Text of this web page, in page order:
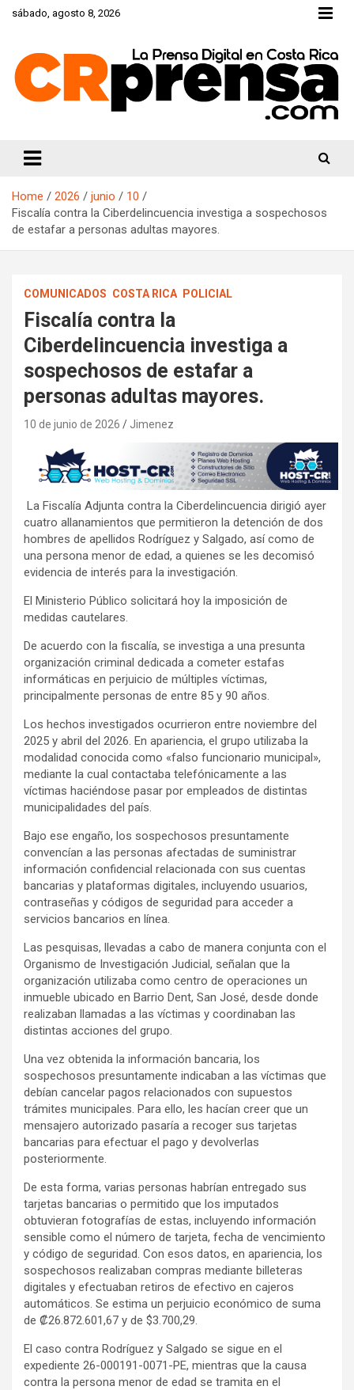
Skipsábado, agosto 8, 2026
Home 2026 junio
10
Fiscalía contra la Ciberdelincuencia investiga a sospechosos
de estafar a personas adultas mayores.
COMUNICADOS COSTA RICA POLICIAL
Fiscalía contra la
Ciberdelincuencia investiga a
sospechosos de estafar a
personas adultas mayores.
10 de junio de 2026 Jimenez
La Fiscalía Adjunta contra la Ciberdelincuencia dirigió ayer
cuatro allanamientos que permitieron la detención de dos
hombres de apellidos Rodríguez y Salgado, así como de
una persona menor de edad, a quienes se les decomisó
evidencia de interés para la investigación.
El Ministerio Público solicitará hoy la imposición de
medidas cautelares.
De acuerdo con la fiscalía, se investiga a una presunta
organización criminal dedicada a cometer estafas
informáticas en perjuicio de múltiples víctimas,
principalmente personas de entre 85 y 90 años.
Los hechos investigados ocurrieron entre noviembre del
2025 y abril del 2026. En apariencia, el grupo utilizaba la
modalidad conocida como «falso funcionario municipal»,
mediante la cual contactaba telefónicamente a las
víctimas haciéndose pasar por empleados de distintas
municipalidades del país.
Bajo ese engaño, los sospechosos presuntamente
convencían a las personas afectadas de suministrar
información confidencial relacionada con sus cuentas
bancarias y plataformas digitales, incluyendo usuarios,
contraseñas y códigos de seguridad para acceder a
servicios bancarios en línea.
Las pesquisas, llevadas a cabo de manera conjunta con el
Organismo de Investigación Judicial, señalan que la
organización utilizaba como centro de operaciones un
inmueble ubicado en Barrio Dent, San José, desde donde
realizaban llamadas a las víctimas y coordinaban las
distintas acciones del grupo.
Una vez obtenida la información bancaria, los
sospechosos presuntamente indicaban a las víctimas que
debían cancelar pagos relacionados con supuestos
trámites municipales. Para ello, les hacían creer que un
mensajero autorizado pasaría a recoger sus tarjetas
bancarias para efectuar el pago y devolverlas
posteriormente.
De esta forma, varias personas habrían entregado sus
tarjetas bancarias o permitido que los imputados
obtuvieran fotografías de estas, incluyendo información
sensible como el número de tarjeta, fecha de vencimiento
y código de seguridad. Con esos datos, en apariencia, los
sospechosos realizaban compras mediante billeteras
digitales y efectuaban retiros de efectivo en cajeros
automáticos. Se estima un perjuicio económico de suma
de ₡26.872.601,67 y de $3.700,29.
El caso contra Rodríguez y Salgado se sigue en el
expediente 26-000191-0071-PE, mientras que la causa
contra la persona menor de edad se tramita en el